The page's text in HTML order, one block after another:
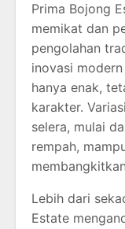
Prima Bojong
memikat dan
pengolahan
inovasi
hanya enak,
karakter.
selera, mulai
rempah,
Lebih dari
Estate